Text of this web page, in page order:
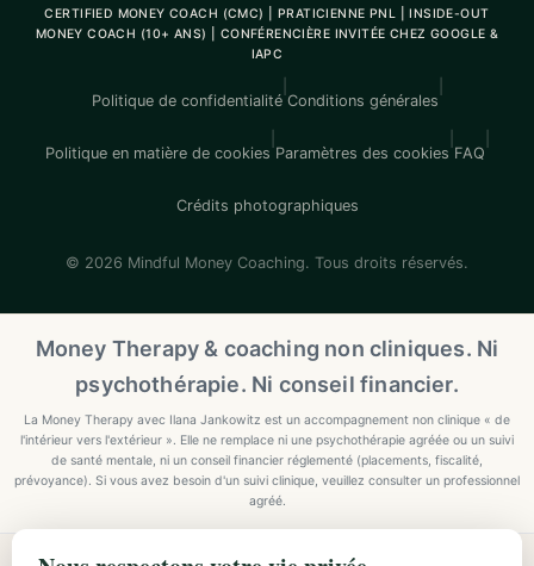
CERTIFIED MONEY COACH (CMC) | PRATICIENNE PNL | INSIDE-OUT
MONEY COACH (10+ ANS) | CONFÉRENCIÈRE INVITÉE CHEZ GOOGLE &
IAPC
Politique de confidentialité Conditions générales
Politique en matière de cookies Paramètres des cookies FAQ
Crédits photographiques
© 2026 Mindful Money Coaching. Tous droits réservés.
Money Therapy & coaching non cliniques. Ni
psychothérapie. Ni conseil financier.
La Money Therapy avec Ilana Jankowitz est un accompagnement non clinique « de
l'intérieur vers l'extérieur ». Elle ne remplace ni une psychothérapie agréée ou un suivi
de santé mentale, ni un conseil financier réglementé (placements, fiscalité,
prévoyance). Si vous avez besoin d'un suivi clinique, veuillez consulter un professionnel
agréé.